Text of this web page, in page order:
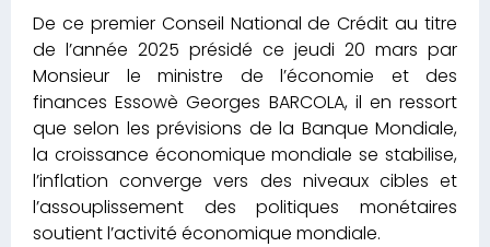
De ce premier Conseil National de Crédit au titre
de l’année 2025 présidé ce jeudi 20 mars par
Monsieur le ministre de l’économie et des
finances Essowè Georges BARCOLA, il en ressort
que selon les prévisions de la Banque Mondiale,
la croissance économique mondiale se stabilise,
l’inflation converge vers des niveaux cibles et
l’assouplissement des politiques monétaires
soutient l’activité économique mondiale.